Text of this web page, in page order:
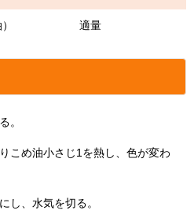
揚げ油） 適量
。
こめ油小さじ1を熱し、色が変わ
し、水気を切る。